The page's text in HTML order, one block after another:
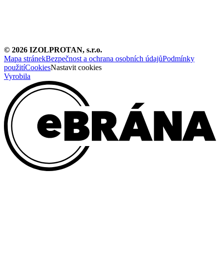
© 2026 IZOLPROTAN, s.r.o.
Mapa stránekBezpečnost a ochrana osobních údajůPodmínky
použitíCookiesNastavit cookies
Vyrobila